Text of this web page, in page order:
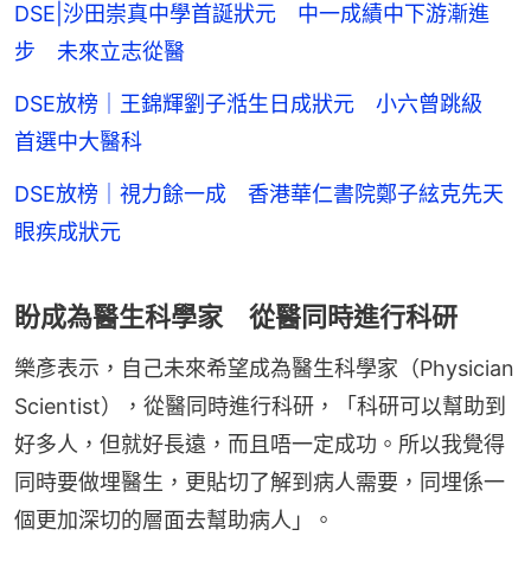
DSE|沙田崇真中學首誕狀元 中一成績中下游漸進
步 未來立志從醫
DSE放榜｜王錦輝劉子湉生日成狀元 小六曾跳級
首選中大醫科
DSE放榜｜視力餘一成 香港華仁書院鄭子絃克先天
眼疾成狀元
盼成為醫生科學家 從醫同時進行科研
樂彥表示，自己未來希望成為醫生科學家（Physician
Scientist），從醫同時進行科研，「科研可以幫助到
好多人，但就好長遠，而且唔一定成功。所以我覺得
同時要做埋醫生，更貼切了解到病人需要，同埋係一
個更加深切的層面去幫助病人」。